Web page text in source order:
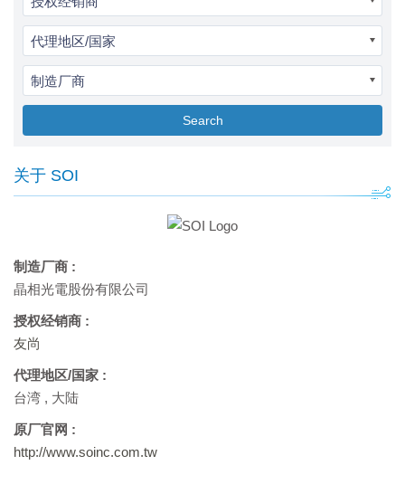
代理地区/国家
制造厂商
Search
关于 SOI
制造厂商 :
晶相光電股份有限公司
授权经销商 :
友尚
代理地区/国家 :
台湾 , 大陆
原厂官网 :
http://www.soinc.com.tw